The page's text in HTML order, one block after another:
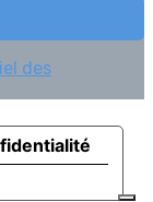
des